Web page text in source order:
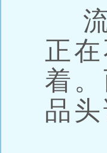
流
正
着
品头